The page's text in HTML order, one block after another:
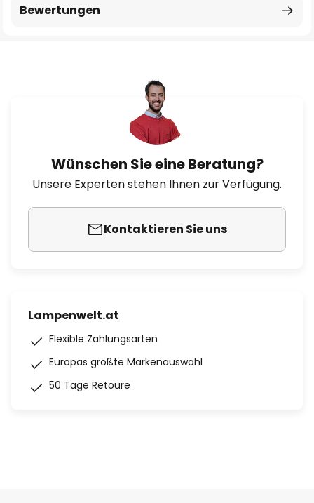
Bewertungen
Wünschen Sie eine Beratung?
Unsere Experten stehen Ihnen zur Verfügung.
Kontaktieren Sie uns
Lampenwelt.at
Flexible Zahlungsarten
Europas größte Markenauswahl
50 Tage Retoure